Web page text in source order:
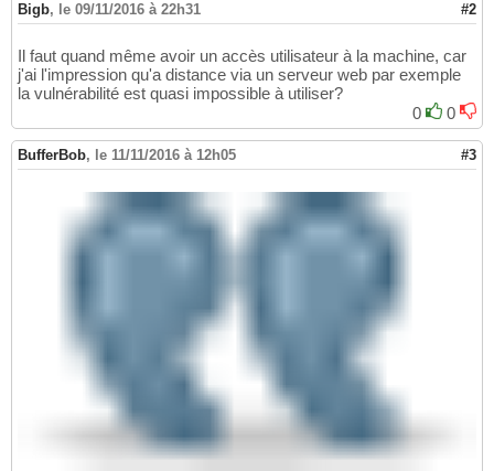
Bigb, le 09/11/2016 à 22h31 #2
Il faut quand même avoir un accès utilisateur à la machine, car
j'ai l'impression qu'a distance via un serveur web par exemple
la vulnérabilité est quasi impossible à utiliser?
0
0
BufferBob, le 11/11/2016 à 12h05 #3